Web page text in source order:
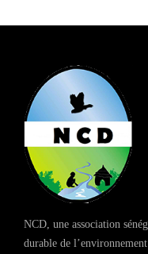
NCD, une association
durable de